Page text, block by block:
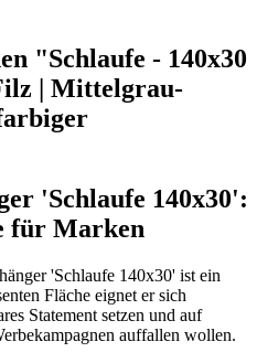
"Schlaufe - 140x30
| Mittelgrau-
'Schlaufe 140x30':
für Marken
'Schlaufe 140x30' ist ein
Fläche eignet er sich
Statement setzen und auf
auffallen wollen.